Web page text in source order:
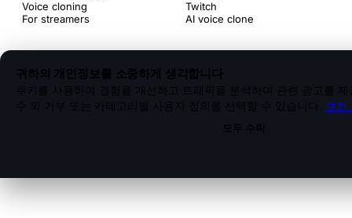
Voice cloning
For streamers
Twitch
AI voice clone
귀하의 개인정보를 소중하게 생각합니다
쿠키를 사용하여 경험을 개선하고 트래픽을 분석하며 관련 광고를
수 외 거부 또는 카테고리별 사용자 정의를 선택할 수 있습니다. 쿠키